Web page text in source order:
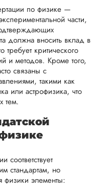
кандидатской: не
могла найти
информацию по
определенному
региону (не хочу
писать
чтобы не
проверки).
заявку на сайте,
просчитали
Исполнитель
Читать полный
по физике —
части,
должна вносить вклад в
требует критического
и методов. Кроме того,
связаны с
такими как
или астрофизика, что
тем.
соответствует
стандартам, но
физики элементы: